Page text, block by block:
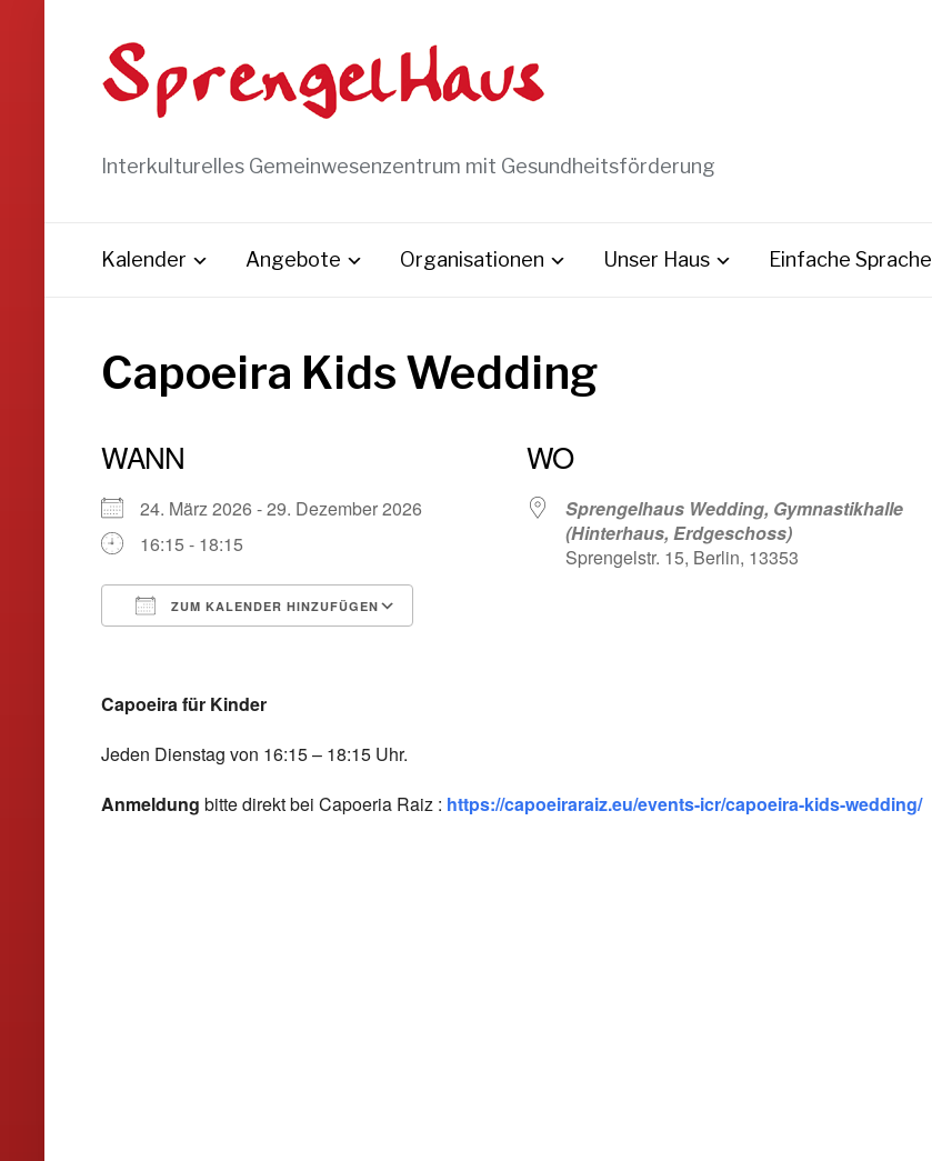
Interkulturelles Gemeinwesenzentrum mit Gesundheitsförderung
Kalender Angebote Organisationen Unser Haus Einfache Sprache
Capoeira Kids Wedding
WANN
24. März 2026 - 29. Dezember 2026
16:15 - 18:15
ZUM KALENDER HINZUFÜGEN
WO
Sprengelhaus Wedding, Gymnastikhalle
(Hinterhaus, Erdgeschoss)
Sprengelstr. 15, Berlin, 13353
Capoeira für Kinder
Jeden Dienstag von 16:15 – 18:15 Uhr.
Anmeldung bitte direkt bei Capoeria Raiz : https://capoeiraraiz.eu/events-icr/capoeira-kids-wedding/